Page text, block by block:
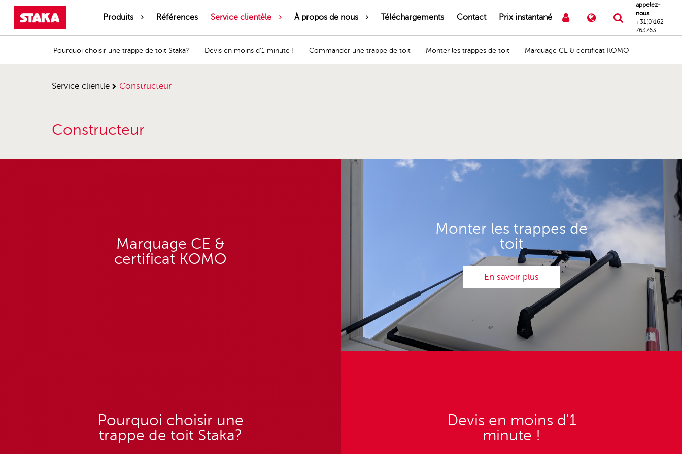
Produits Références Service clientèle À propos de nous Téléchargements Contact Prix instantané
appelez-
nous
+31(0)162-
763763
Pourquoi choisir une trappe de toit Staka? Devis en moins d'1 minute ! Commander une trappe de toit Monter les trappes de toit Marquage CE & certificat KOMO
service clientle constructeur
Constructeur
Marquage CE &
certificat KOMO
Monter les trappes de
toit
En savoir plus
Pourquoi choisir une
trappe de toit Staka?
Devis en moins d'1
minute !